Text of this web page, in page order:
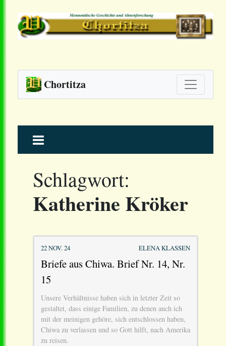
Chortitza
to
Schlagwort:
Katherine Kröker
22 NOV. 24 ELENA KLASSEN
Briefe aus Chiwa. Brief Nr. 14, Nr.
15
Unsere Verhältnisse haben sich in letzter Zeit so
gestaltet, dass einige Familien, zu denen auch ich
mit der meinigen gehöre, sich entschlossen haben,
Chiwa zu verlassen und so Gott hilft, nach Amerika
zu reisen.